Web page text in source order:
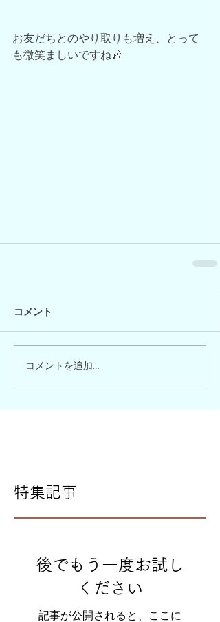
お友だちとのやり取りも増え、とって
も微笑ましいですね🎶
コメント
コメントを追加…
特集記事
後でもう一度お試し
ください
記事が公開されると、ここに